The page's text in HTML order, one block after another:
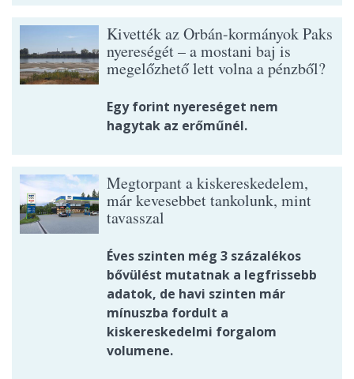
Kivették az Orbán-kormányok Paks
nyereségét – a mostani baj is
megelőzhető lett volna a pénzből?
Egy forint nyereséget nem
hagytak az erőműnél.
Megtorpant a kiskereskedelem,
már kevesebbet tankolunk, mint
tavasszal
Éves szinten még 3 százalékos
bővülést mutatnak a legfrissebb
adatok, de havi szinten már
mínuszba fordult a
kiskereskedelmi forgalom
volumene.